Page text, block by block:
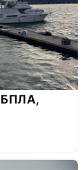
БПЛА,